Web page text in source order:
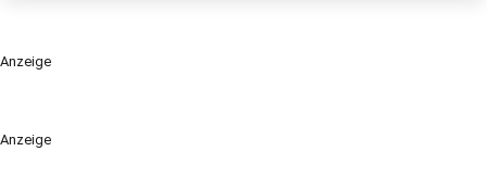
Anzeige
Anzeige